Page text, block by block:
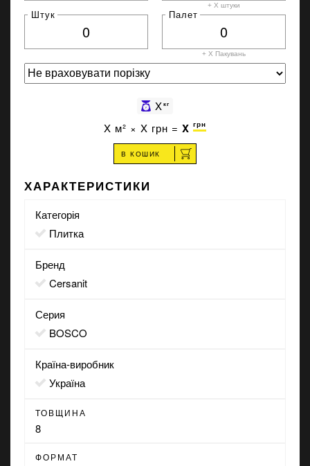
+ X штуки
Штук Палет
+ X Пакувань
Xкг
X м² × X грн = X грн
В КОШИК
ХАРАКТЕРИСТИКИ
Категорія
Плитка
Бренд
Cersanit
Серия
BOSCO
Країна-виробник
Україна
ТОВЩИНА
8
ФОРМАТ